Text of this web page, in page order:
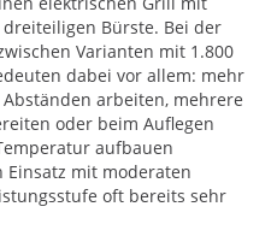
Bürste. Bei der
Varianten mit 1.800
dabei vor allem: mehr
arbeiten, mehrere
oder beim Auflegen
aufbauen
Einsatz mit moderaten
oft bereits sehr